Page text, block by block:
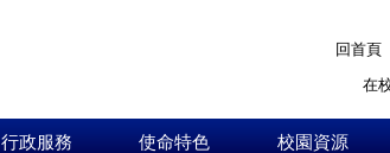
回首頁
在
行政服務 使命特色 校園資源